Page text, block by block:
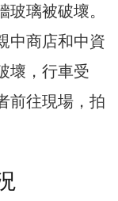
璃被破壞。
中商店和中資
壞，行車受
前往現場，拍